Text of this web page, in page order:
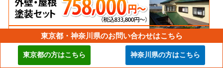
東京都・神奈川県のお問い合わせはこちら
東京都の方はこちら 神奈川県の方はこちら